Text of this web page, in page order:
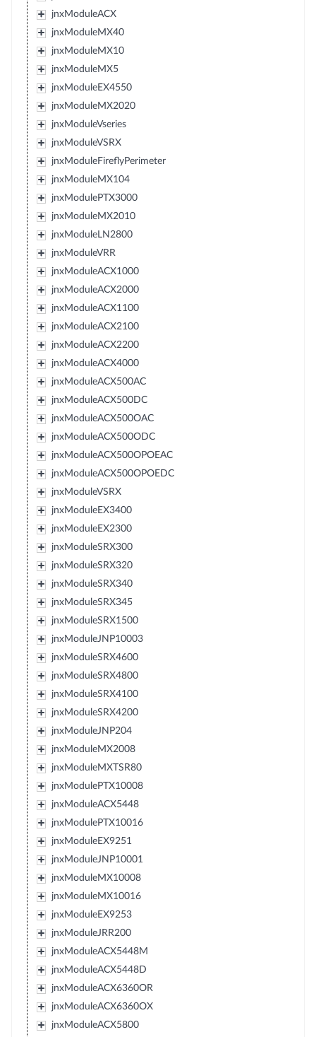
jnxModuleACX
jnxModuleMX40
jnxModuleMX10
jnxModuleMX5
jnxModuleEX4550
jnxModuleMX2020
jnxModuleVseries
jnxModuleVSRX
jnxModuleFireflyPerimeter
jnxModuleMX104
jnxModulePTX3000
jnxModuleMX2010
jnxModuleLN2800
jnxModuleVRR
jnxModuleACX1000
jnxModuleACX2000
jnxModuleACX1100
jnxModuleACX2100
jnxModuleACX2200
jnxModuleACX4000
jnxModuleACX500AC
jnxModuleACX500DC
jnxModuleACX500OAC
jnxModuleACX500ODC
jnxModuleACX500OPOEAC
jnxModuleACX500OPOEDC
jnxModuleVSRX
jnxModuleEX3400
jnxModuleEX2300
jnxModuleSRX300
jnxModuleSRX320
jnxModuleSRX340
jnxModuleSRX345
jnxModuleSRX1500
jnxModuleJNP10003
jnxModuleSRX4600
jnxModuleSRX4800
jnxModuleSRX4100
jnxModuleSRX4200
jnxModuleJNP204
jnxModuleMX2008
jnxModuleMXTSR80
jnxModulePTX10008
jnxModuleACX5448
jnxModulePTX10016
jnxModuleEX9251
jnxModuleJNP10001
jnxModuleMX10008
jnxModuleMX10016
jnxModuleEX9253
jnxModuleJRR200
jnxModuleACX5448M
jnxModuleACX5448D
jnxModuleACX6360OR
jnxModuleACX6360OX
jnxModuleACX5800